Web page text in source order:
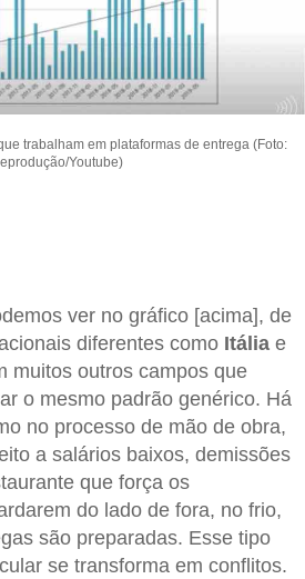
trabalham em plataformas de entrega (Foto:
Youtube)
ver no gráfico [acima], de
diferentes como Itália e
muitos outros campos que
o mesmo padrão genérico. Há
no processo de mão de obra,
a salários baixos, demissões
que força os
do lado de fora, no frio,
são preparadas. Esse tipo
se transforma em conflitos.